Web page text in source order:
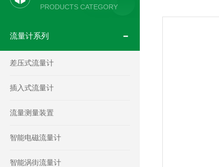
PRODUCTS CATEGORY
流量计系列
差压式流量计
插入式流量计
流量测量装置
智能电磁流量计
智能涡街流量计